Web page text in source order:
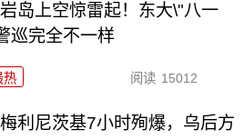
岛上空惊雷起！东大\"八一
巡完全不一样
热 阅读 15012
利尼茨基7小时殉爆，乌后方